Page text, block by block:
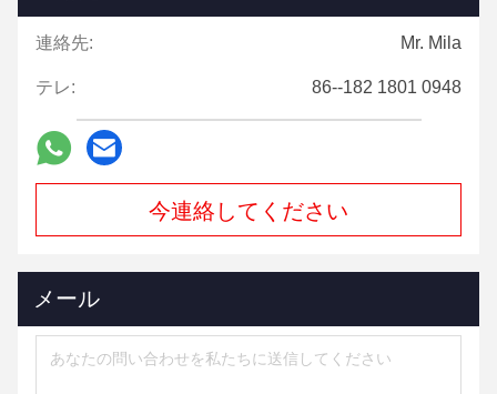
連絡先: Mr. Mila
テレ: 86--182 1801 0948
今連絡してください
メール